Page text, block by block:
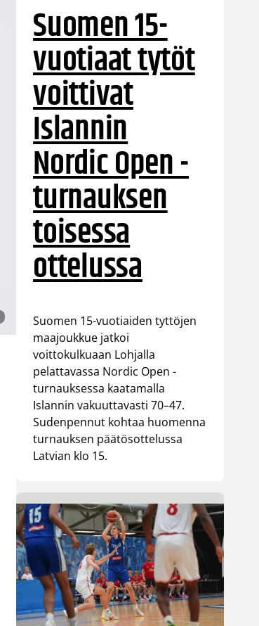
Suomen 15-
vuotiaat tytöt
voittivat
Islannin
Nordic Open -
turnauksen
toisessa
ottelussa
Suomen 15-vuotiaiden tyttöjen
maajoukkue jatkoi
voittokulkuaan Lohjalla
pelattavassa Nordic Open -
turnauksessa kaatamalla
Islannin vakuuttavasti 70–47.
Sudenpennut kohtaa huomenna
turnauksen päätösottelussa
Latvian klo 15.